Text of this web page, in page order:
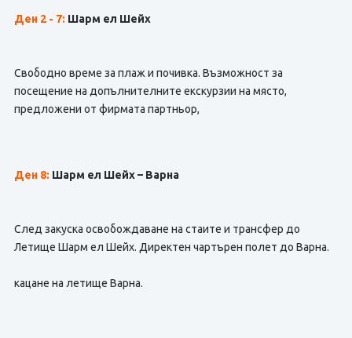
Ден 2 - 7: Шарм ел Шейх
Свободно време за плаж и почивка. Възможност за
посещение на допълнителните екскурзии на място,
предложени от фирмата партньор,
Ден 8: Шарм ел Шейх – Варна
След закуска освобождаване на стаите и трансфер до
Летище Шарм ел Шейх. Директен чартърен полет до Варна.
кацане на летище Варна.